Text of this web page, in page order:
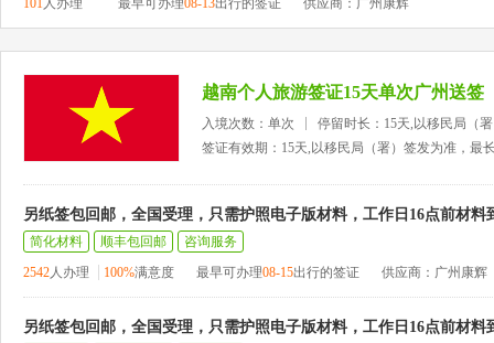
101人办理 最早可办理08-13出行的签证 供应商：广州康辉
越南个人旅游签证15天单次广州送签
入境次数：单次
停留时长：15天,以移民局（
签证有效期：15天,以移民局（署）签发为准，最
另纸签包回邮，全国受理，只需护照电子版材料，工作日16点前材料
简化材料 顺丰包回邮
咨询服务
2542人办理 100%满意度 最早可办理08-15出行的签证 供应商：广州康辉
另纸签包回邮，全国受理，只需护照电子版材料，工作日16点前材料